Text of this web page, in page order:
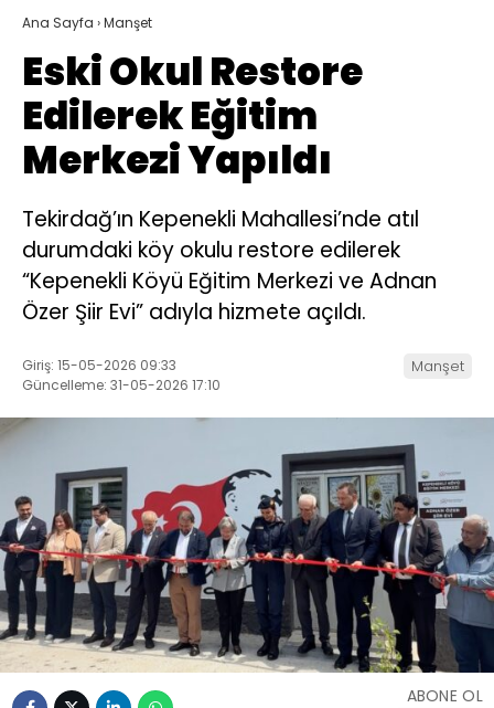
Ana Sayfa ›Manşet
Eski Okul Restore
Edilerek Eğitim
Merkezi Yapıldı
Tekirdağ’ın Kepenekli Mahallesi’nde atıl
durumdaki köy okulu restore edilerek
“Kepenekli Köyü Eğitim Merkezi ve Adnan
Özer Şiir Evi” adıyla hizmete açıldı.
Giriş: 15-05-2026 09:33
Güncelleme: 31-05-2026 17:10
Manşet
ABONE OL